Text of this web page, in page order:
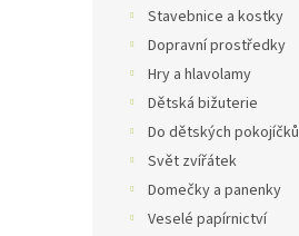
Stavebnice a kostky
Dopravní prostředky
Hry a hlavolamy
Dětská bižuterie
Do dětských pokojíčků
Svět zvířátek
Domečky a panenky
Veselé papírnictví